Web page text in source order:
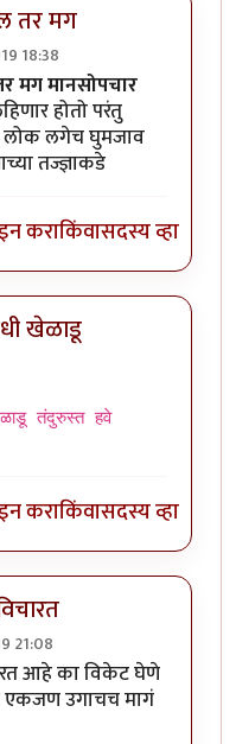
तर मग
18:38
जर आवाज ऐकू
मग मानसोपचार
होतो परंतु
लोक लगेच घुमजाव
तज्ज्ञाकडे
कराकिंवासदस्य व्हा
खेळाडू
जर आवाज ऐकू
तंदुरुस्त हवे
कराकिंवासदस्य व्हा
21:08
आहे का विकेट घेणे
एकजण उगाचच मागं